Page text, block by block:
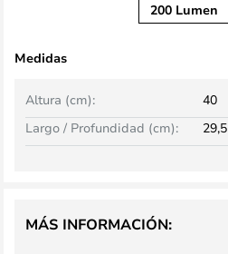
200 Lumen
Medidas
Altura (cm):
40
Largo / Profundidad (cm):
29,5
MÁS INFORMACIÓN: